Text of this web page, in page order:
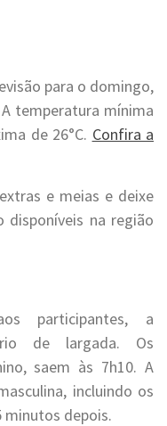
para o domingo,
temperatura mínima
de 26°C. Confira a
e meias e deixe
disponíveis na região
participantes, a
de largada. Os
saem às 7h10. A
incluindo os
depois.